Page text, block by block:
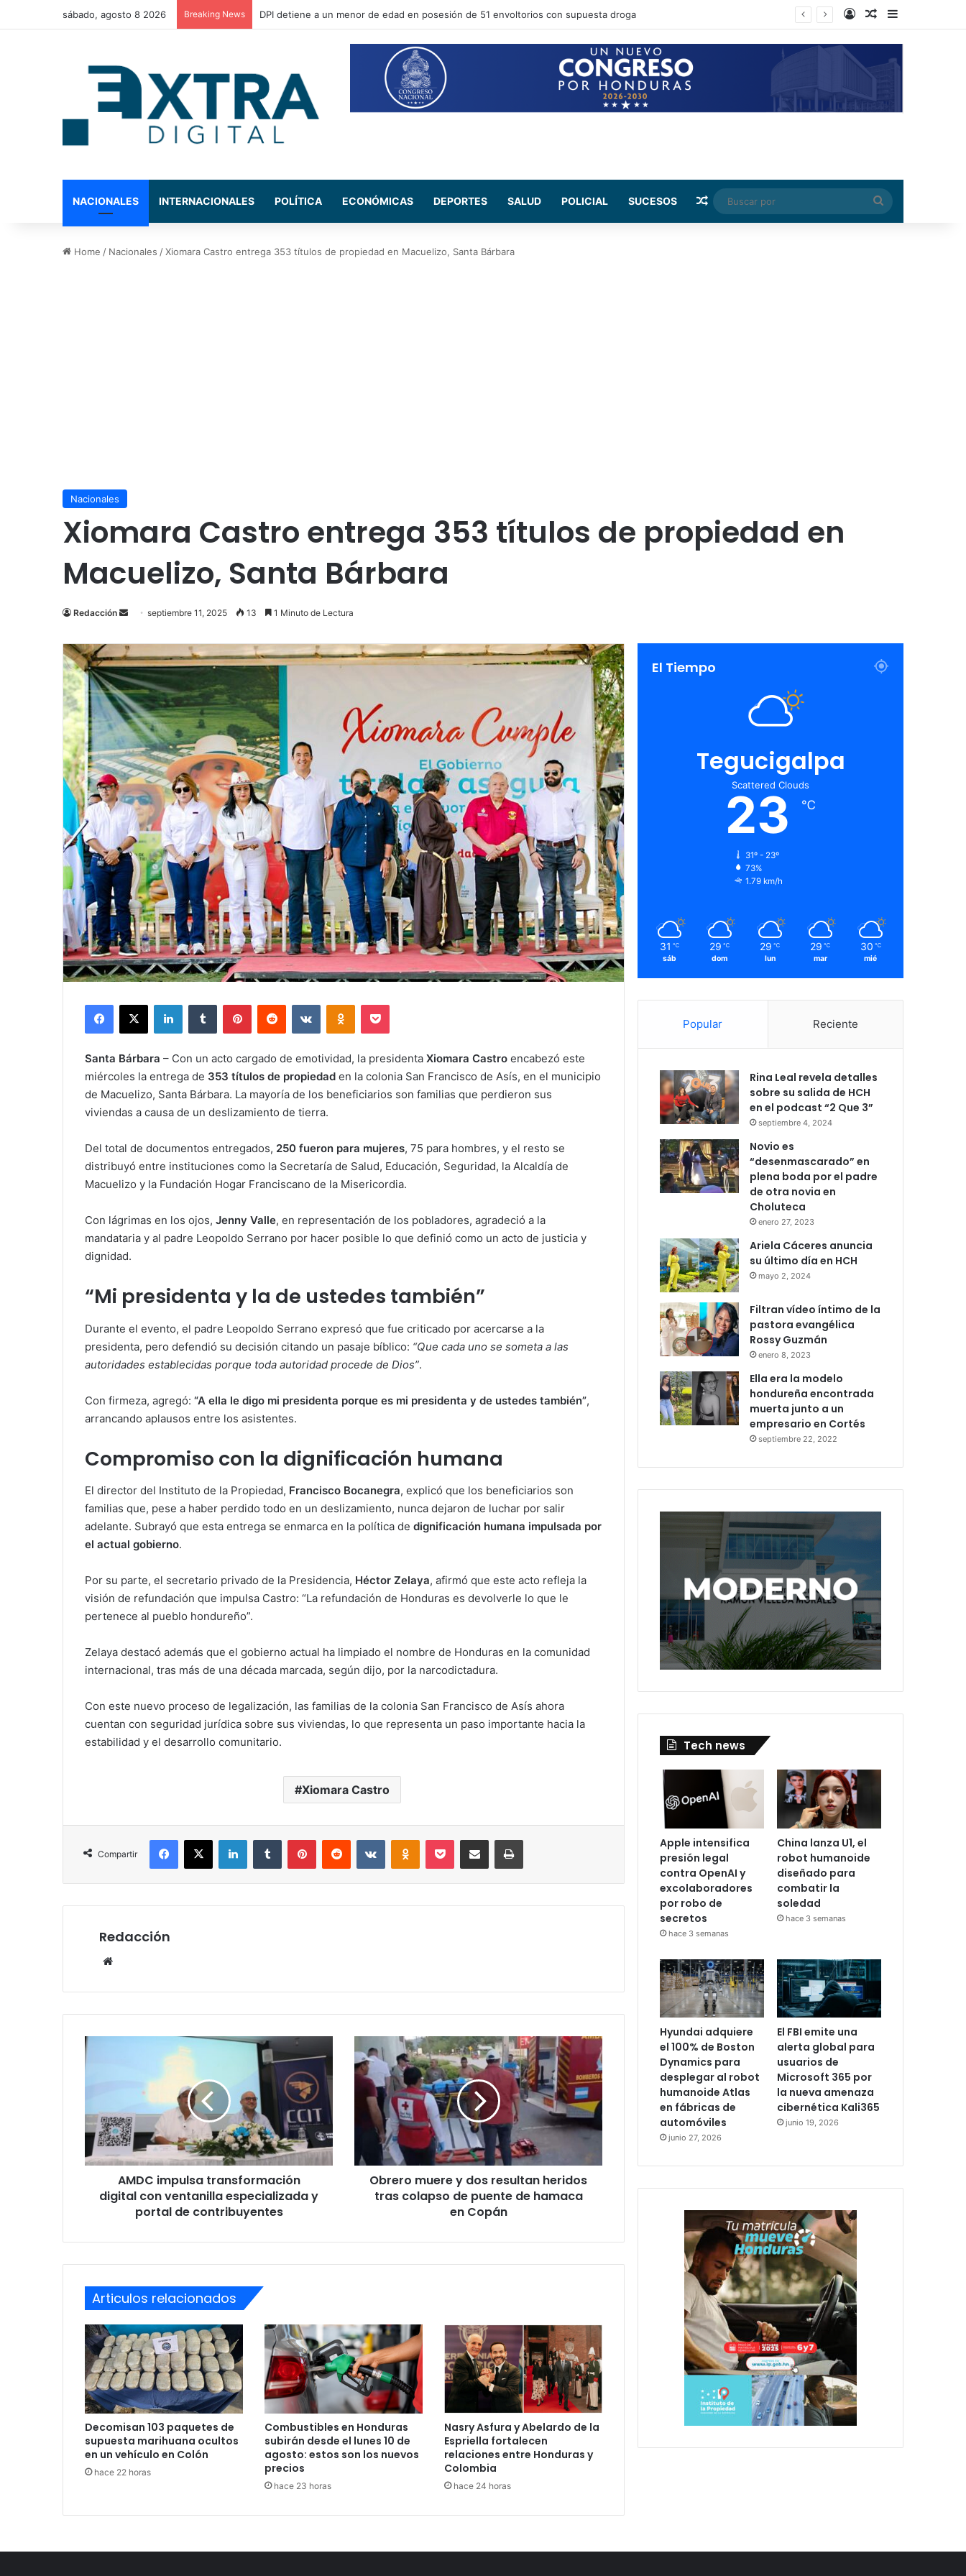
sábado, agosto 8 2026 Breaking News El presidente Nasry Asfura, participa en la toma de posesión del nuevo mandatario de Colombia Log InRandom Article
Sidebar
NACIONALES INTERNACIONALES POLÍTICA ECONÓMICAS DEPORTES SALUD POLICIAL SUCESOS Random Article
Buscar
por
Home / Nacionales /Xiomara Castro entrega 353 títulos de propiedad en Macuelizo, Santa Bárbara
Nacionales
Xiomara Castro entrega 353 títulos de propiedad en
Macuelizo, Santa Bárbara
Redacción
Send
email
septiembre 11, 2025 13 1 Minuto de Lectura
Facebook
X LinkedInTumblr PinterestReddit VKontakteOdnoklassniki
Pocket
Santa Bárbara – Con un acto cargado de emotividad, la presidenta Xiomara Castro encabezó este
miércoles la entrega de 353 títulos de propiedad en la colonia San Francisco de Asís, en el municipio
de Macuelizo, Santa Bárbara. La mayoría de los beneficiarios son familias que perdieron sus
viviendas a causa de un deslizamiento de tierra.
Del total de documentos entregados, 250 fueron para mujeres, 75 para hombres, y el resto se
distribuyó entre instituciones como la Secretaría de Salud, Educación, Seguridad, la Alcaldía de
Macuelizo y la Fundación Hogar Franciscano de la Misericordia.
Con lágrimas en los ojos, Jenny Valle, en representación de los pobladores, agradeció a la
mandataria y al padre Leopoldo Serrano por hacer posible lo que definió como un acto de justicia y
dignidad.
“Mi presidenta y la de ustedes también”
Durante el evento, el padre Leopoldo Serrano expresó que fue criticado por acercarse a la
presidenta, pero defendió su decisión citando un pasaje bíblico: “Que cada uno se someta a las
autoridades establecidas porque toda autoridad procede de Dios”.
Con firmeza, agregó: “A ella le digo mi presidenta porque es mi presidenta y de ustedes también”,
arrancando aplausos entre los asistentes.
Compromiso con la dignificación humana
El director del Instituto de la Propiedad, Francisco Bocanegra, explicó que los beneficiarios son
familias que, pese a haber perdido todo en un deslizamiento, nunca dejaron de luchar por salir
adelante. Subrayó que esta entrega se enmarca en la política de dignificación humana impulsada por
el actual gobierno.
Por su parte, el secretario privado de la Presidencia, Héctor Zelaya, afirmó que este acto refleja la
visión de refundación que impulsa Castro: “La refundación de Honduras es devolverle lo que le
pertenece al pueblo hondureño”.
Zelaya destacó además que el gobierno actual ha limpiado el nombre de Honduras en la comunidad
internacional, tras más de una década marcada, según dijo, por la narcodictadura.
Con este nuevo proceso de legalización, las familias de la colonia San Francisco de Asís ahora
cuentan con seguridad jurídica sobre sus viviendas, lo que representa un paso importante hacia la
estabilidad y el desarrollo comunitario.
Xiomara Castro
Compartir
Facebook
X LinkedInTumblr PinterestReddit VKontakteOdnoklassniki
Pocket compartit via email Print
Redacción
AMDC
impulsa
ventanilla
especializada
portal
contribuyentes
AMDC impulsa transformación
digital con ventanilla especializada y
portal de contribuyentes
muere
y
dos
resultan
heridos
colapso
de
puente
Obrero muere y dos resultan heridos
tras colapso de puente de hamaca
en Copán
Articulos relacionados
Decomisan 103 paquetes de
supuesta marihuana ocultos
en un vehículo en Colón
hace 22 horas
Combustibles en Honduras
subirán desde el lunes 10 de
agosto: estos son los nuevos
precios
hace 23 horas
Nasry Asfura y Abelardo de la
Espriella fortalecen
relaciones entre Honduras y
Colombia
hace 24 horas
El Tiempo
Tegucigalpa
Scattered Clouds
23 ℃
31º - 23º
73%
1.79 km/h
31 ℃
sáb
29 ℃
dom
29 ℃
lun
29 ℃
mar
30 ℃
mié
Popular Reciente
Rina Leal revela detalles
sobre su salida de HCH
en el podcast “2 Que 3”
septiembre 4, 2024
Novio es
“desenmascarado” en
plena boda por el padre
de otra novia en
Choluteca
enero 27, 2023
Ariela Cáceres anuncia
su último día en HCH
mayo 2, 2024
Filtran vídeo íntimo de la
pastora evangélica
Rossy Guzmán
enero 8, 2023
Ella era la modelo
hondureña encontrada
muerta junto a un
empresario en Cortés
septiembre 22, 2022
Tech news
Apple intensifica
presión legal
contra OpenAI y
excolaboradores
por robo de
secretos
hace 3 semanas
China lanza U1, el
robot humanoide
diseñado para
combatir la
soledad
hace 3 semanas
Hyundai adquiere
el 100% de Boston
Dynamics para
desplegar al robot
humanoide Atlas
en fábricas de
automóviles
junio 27, 2026
El FBI emite una
alerta global para
usuarios de
Microsoft 365 por
la nueva amenaza
cibernética Kali365
junio 19, 2026